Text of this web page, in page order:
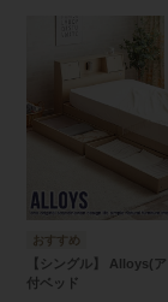
【シングル】 Alloys(ア
付ベッド